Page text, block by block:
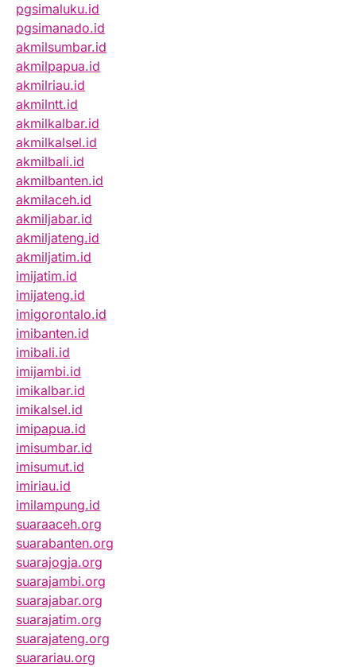
pgsimaluku.id
pgsimanado.id
akmilsumbar.id
akmilpapua.id
akmilriau.id
akmilntt.id
akmilkalbar.id
akmilkalsel.id
akmilbali.id
akmilbanten.id
akmilaceh.id
akmiljabar.id
akmiljateng.id
akmiljatim.id
imijatim.id
imijateng.id
imigorontalo.id
imibanten.id
imibali.id
imijambi.id
imikalbar.id
imikalsel.id
imipapua.id
imisumbar.id
imisumut.id
imiriau.id
imilampung.id
suaraaceh.org
suarabanten.org
suarajogja.org
suarajambi.org
suarajabar.org
suarajatim.org
suarajateng.org
suarariau.org